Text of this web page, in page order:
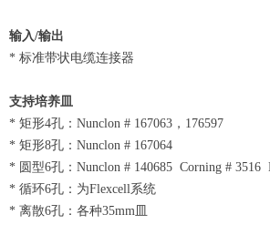
输入/输出
* 标准带状电缆连接器
支持培养皿
* 矩形4孔：Nunclon # 167063，176597
* 矩形8孔：Nunclon # 167064
* 圆型6孔：Nunclon # 140685 Corning # 3516
* 循环6孔：为Flexcell系统
* 离散6孔：各种35mm皿